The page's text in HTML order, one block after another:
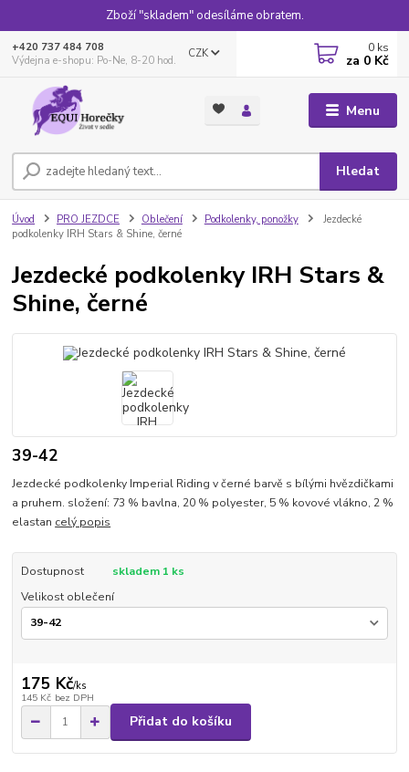
Zboží "skladem" odesíláme obratem.
Menu
CZK
Hledat
+420 737 484 708
Výdejna e-shopu: Po-Ne, 8-20 hod.
0 ks
za 0 Kč
Úvod PRO JEZDCE Oblečení Podkolenky, ponožky
Jezdecké
podkolenky IRH Stars & Shine, černé
Jezdecké podkolenky IRH Stars &
Shine, černé
39-42
Jezdecké podkolenky Imperial Riding v černé barvě s bílými hvězdičkami
a pruhem. složení: 73 % bavlna, 20 % polyester, 5 % kovové vlákno, 2 %
elastan celý popis
Dostupnost
skladem 1 ks
Velikost oblečení
175 Kč/ks
145 Kč bez DPH
Přidat do košíku